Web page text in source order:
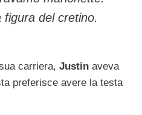
del cretino.
carriera, Justin aveva
preferisce avere la testa